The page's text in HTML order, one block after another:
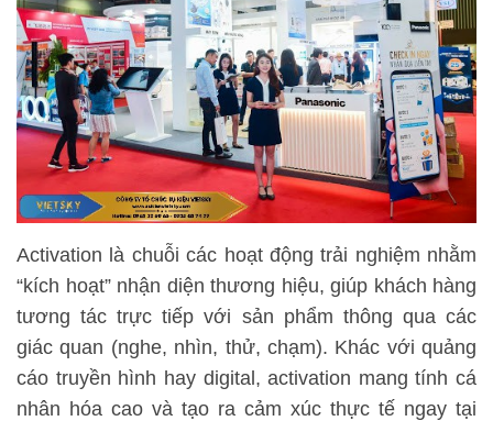
Activation là chuỗi các hoạt động trải nghiệm nhằm
“kích hoạt” nhận diện thương hiệu, giúp khách hàng
tương tác trực tiếp với sản phẩm thông qua các
giác quan (nghe, nhìn, thử, chạm). Khác với quảng
cáo truyền hình hay digital, activation mang tính cá
nhân hóa cao và tạo ra cảm xúc thực tế ngay tại